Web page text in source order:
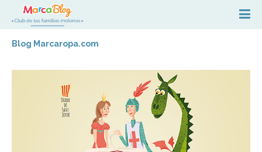
Blog Marcaropa.com